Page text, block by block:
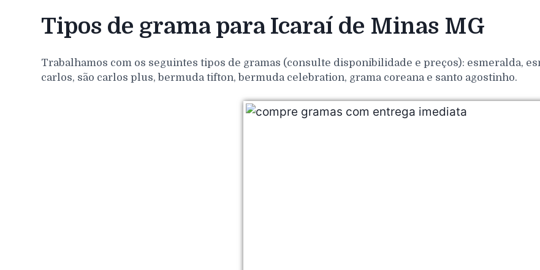
Tipos de grama para Icaraí de Minas MG
Trabalhamos com os seguintes tipos de gramas (consulte disponibilidade e preços): esmeralda,
carlos, são carlos plus, bermuda tifton, bermuda celebration, grama coreana e santo agostinho.